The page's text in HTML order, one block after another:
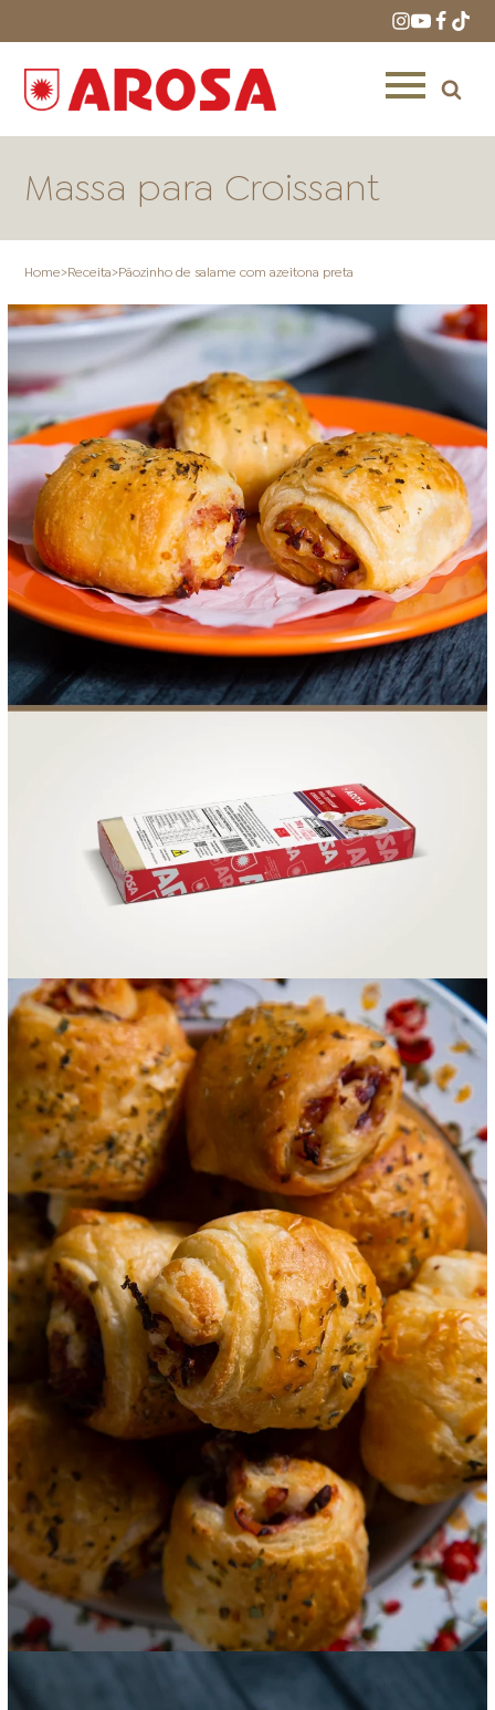
ONDE COMPRAR LOJAS AROSA
DISTRIBUIDORES E
REPRESENTANTES
FOOD SERVICE EMPRESA AGENDA DE CURSOS
SAC ACESSO PARA PARCEIROS
Massa para Croissant
Home>Receita>Pãozinho de salame com azeitona preta